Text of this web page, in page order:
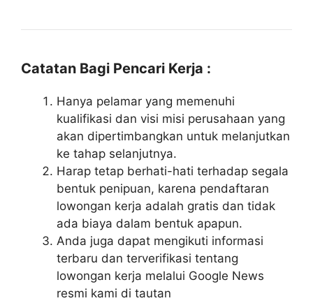
Catatan Bagi Pencari Kerja :
Hanya pelamar yang memenuhi
kualifikasi dan visi misi perusahaan yang
akan dipertimbangkan untuk melanjutkan
ke tahap selanjutnya.
Harap tetap berhati-hati terhadap segala
bentuk penipuan, karena pendaftaran
lowongan kerja adalah gratis dan tidak
ada biaya dalam bentuk apapun.
Anda juga dapat mengikuti informasi
terbaru dan terverifikasi tentang
lowongan kerja melalui Google News
resmi kami di tautan